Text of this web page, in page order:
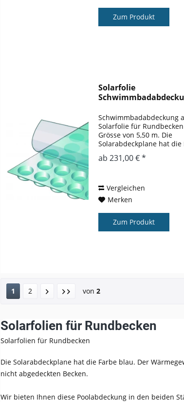
Zum Produkt
Solarfolie
Schwimmbadabdeckung
Solarfolie für
Grösse von 5,50 m. Die
Solarabdeckplane hat die
blau. Der Wärmegewinn
einem nicht abgedeckten
ab 231,00 € *
Vergleichen
Merken
Zum Produkt
1 2 von 2
Solarfolien für Rundbecken
Solarfolien für Rundbecken
Die Solarabdeckplane hat die Farbe blau. Der
nicht abgedeckten Becken.
Wir bieten Ihnen diese Poolabdeckung in den beiden